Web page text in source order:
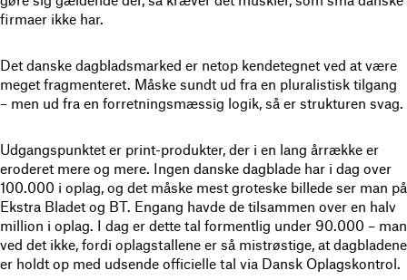
firmaer ikke har.
Det danske dagbladsmarked er netop kendetegnet ved at være
meget fragmenteret. Måske sundt ud fra en pluralistisk tilgang
– men ud fra en forretningsmæssig logik, så er strukturen svag.
Udgangspunktet er print-produkter, der i en lang årrække er
eroderet mere og mere. Ingen danske dagblade har i dag over
100.000 i oplag, og det måske mest groteske billede ser man på
Ekstra Bladet og BT. Engang havde de tilsammen over en halv
million i oplag. I dag er dette tal formentlig under 90.000 – man
ved det ikke, fordi oplagstallene er så mistrøstige, at dagbladene
er holdt op med udsende officielle tal via Dansk Oplagskontrol.